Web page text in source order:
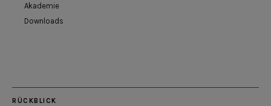
Akademie
Downloads
RÜCKBLICK